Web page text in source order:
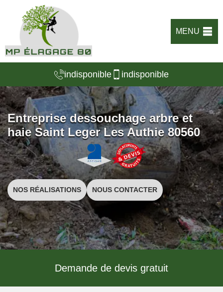
MENU
indisponible indisponible
Entreprise dessouchage arbre et
haie Saint Leger Les Authie 80560
NOS RÉALISATIONS NOUS CONTACTER
Demande de devis gratuit